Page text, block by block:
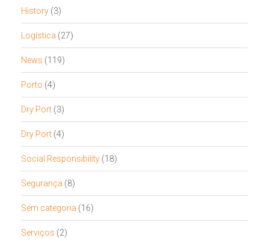
History (3)
Logística (27)
News (119)
Porto (4)
Dry Port (3)
Dry Port (4)
Social Responsibility (18)
Segurança (8)
Sem categoria (16)
Serviços (2)